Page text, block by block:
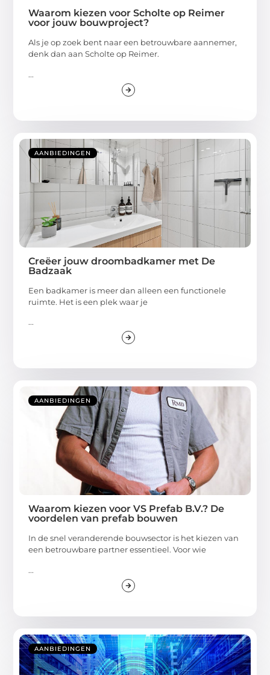
Waarom kiezen voor Scholte op Reimer
voor jouw bouwproject?
Als je op zoek bent naar een betrouwbare aannemer,
denk dan aan Scholte op Reimer.
...
AANBIEDINGEN
Creëer jouw droombadkamer met De
Badzaak
Een badkamer is meer dan alleen een functionele
ruimte. Het is een plek waar je
...
AANBIEDINGEN
Waarom kiezen voor VS Prefab B.V.? De
voordelen van prefab bouwen
In de snel veranderende bouwsector is het kiezen van
een betrouwbare partner essentieel. Voor wie
...
AANBIEDINGEN